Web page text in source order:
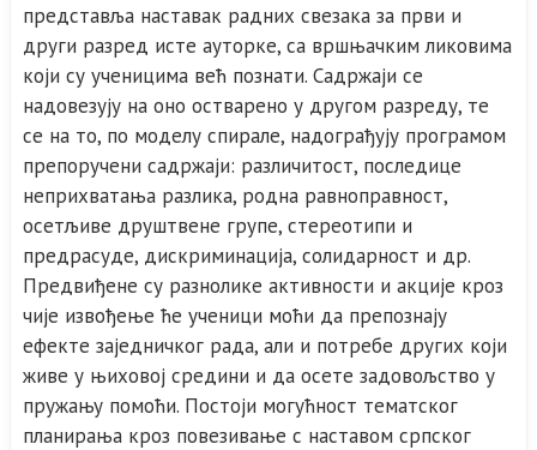
представља наставак радних свезака за први и
други разред исте ауторке, са вршњачким ликовима
који су ученицима већ познати. Садржаји се
надовезују на оно остварено у другом разреду, те
се на то, по моделу спирале, надограђују програмом
препоручени садржаји: различитост, последице
неприхватања разлика, родна равноправност,
осетљиве друштвене групе, стереотипи и
предрасуде, дискриминација, солидарност и др.
Предвиђене су разнолике активности и акције кроз
чије извођење ће ученици моћи да препознају
ефекте заједничког рада, али и потребе других који
живе у њиховој средини и да осете задовољство у
пружању помоћи. Постоји могућност тематског
планирања кроз повезивање с наставом српског